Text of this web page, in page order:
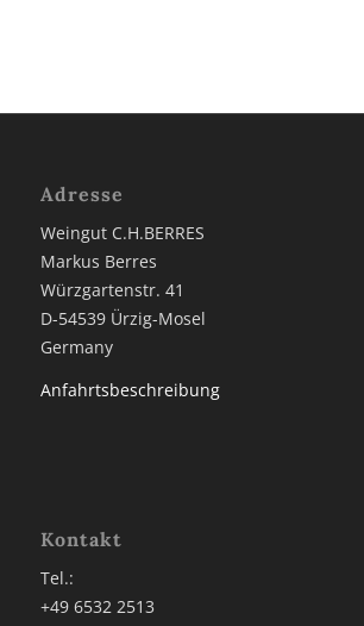
Adresse
Weingut C.H.BERRES
Markus Berres
Würzgartenstr. 41
D-54539 Ürzig-Mosel
Germany
Anfahrtsbeschreibung
Kontakt
Tel.:
+49 6532 2513